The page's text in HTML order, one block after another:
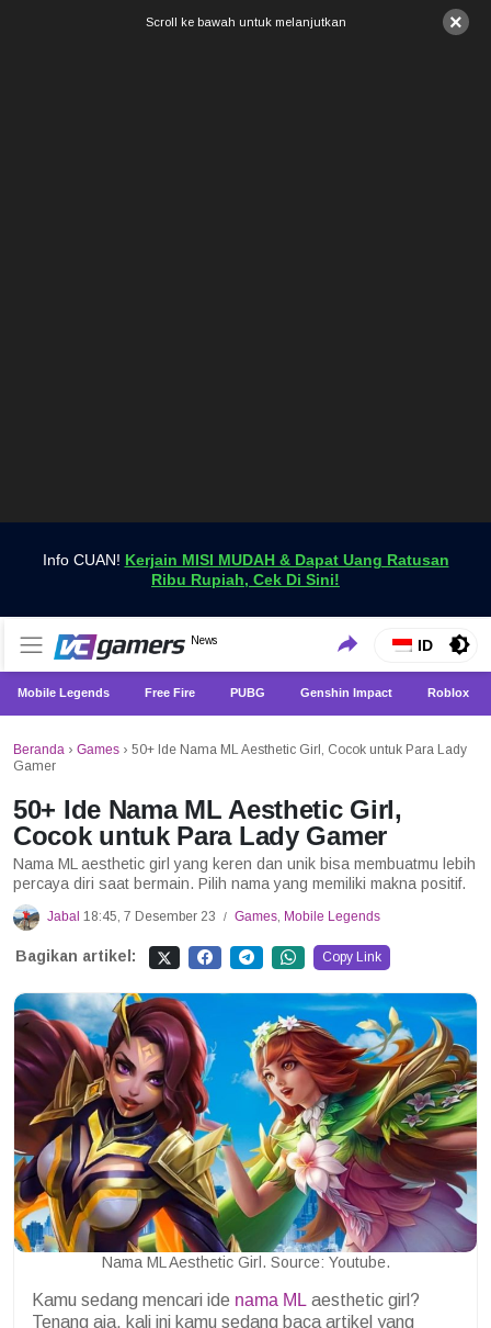
×
Scroll ke bawah untuk melanjutkan
Info CUAN! Kerjain MISI MUDAH & Dapat Uang Ratusan
Ribu Rupiah, Cek Di Sini!
VCGamers News
News
Dapatkan Berita Games Terbaru Hanya di VCGamers
ID
Mobile Legends Free Fire PUBG Genshin Impact Roblox
Beranda › Games › 50+ Ide Nama ML Aesthetic Girl, Cocok untuk Para Lady
Gamer
50+ Ide Nama ML Aesthetic Girl,
Cocok untuk Para Lady Gamer
Nama ML aesthetic girl yang keren dan unik bisa membuatmu lebih
percaya diri saat bermain. Pilih nama yang memiliki makna positif.
Jabal 18:45, 7 Desember 23 / Games, Mobile Legends
Bagikan artikel: Copy Link
Nama ML Aesthetic Girl. Source: Youtube.
Kamu sedang mencari ide nama ML aesthetic girl?
Tenang aja, kali ini kamu sedang baca artikel yang